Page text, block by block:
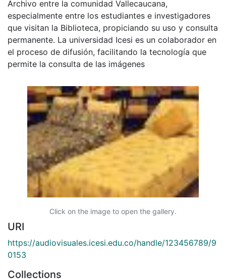
Archivo entre la comunidad Vallecaucana,
especialmente entre los estudiantes e investigadores
que visitan la Biblioteca, propiciando su uso y consulta
permanente. La universidad Icesi es un colaborador en
el proceso de difusión, facilitando la tecnología que
permite la consulta de las imágenes
Click on the image to open the gallery.
URI
https://audiovisuales.icesi.edu.co/handle/123456789/9
0153
Collections